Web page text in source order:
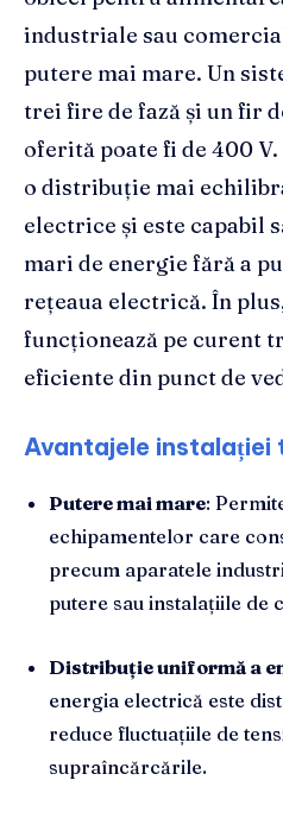
industriale sau
putere mai mare. Un
trei fire de fază și un fir
oferită poate fi de 400
o distribuție mai
electrice și este capabil
mari de energie fără a
rețeaua electrică. În
funcționează pe curent
eficiente din punct de
Avantajele
Putere mai mare:
echipamentelor care
precum aparatele
putere sau instalațiile de
Distribuție uniformă a
energia electrică este
reduce fluctuațiile de
supraîncărcările.